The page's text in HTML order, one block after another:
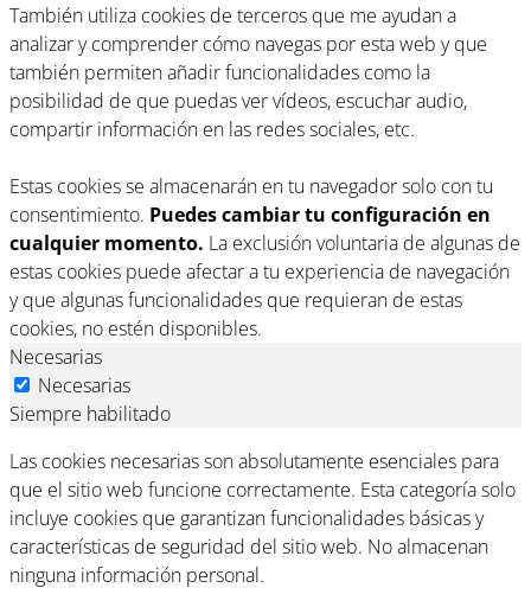
También utiliza cookies de terceros que me ayudan a
analizar y comprender cómo navegas por esta web y que
también permiten añadir funcionalidades como la
posibilidad de que puedas ver vídeos, escuchar audio,
compartir información en las redes sociales, etc.
Estas cookies se almacenarán en tu navegador solo con tu
consentimiento. Puedes cambiar tu configuración en
cualquier momento. La exclusión voluntaria de algunas de
estas cookies puede afectar a tu experiencia de navegación
y que algunas funcionalidades que requieran de estas
cookies, no estén disponibles.
Necesarias
Necesarias
Siempre habilitado
Las cookies necesarias son absolutamente esenciales para
que el sitio web funcione correctamente. Esta categoría solo
incluye cookies que garantizan funcionalidades básicas y
características de seguridad del sitio web. No almacenan
ninguna información personal.